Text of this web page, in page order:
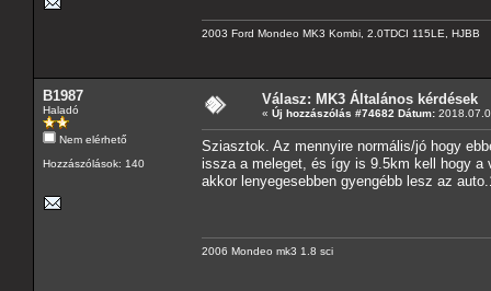
2003 Ford Mondeo MK3 Kombi, 2.0TDCI 115LE, HJBB
B1987
Haladó
Nem elérhető
Hozzászólások: 140
Válasz: MK3 Általános kérdések
« Új hozzászólás #74682 Dátum:
Sziasztok. Az mennyire normális/jó hogy
issza a meleget, és így is 9.5km kell hogy a
akkor lenyegesebben gyengébb lesz az
2006 Mondeo mk3 1.8 sci